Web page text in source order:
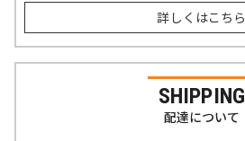
詳しくはこちら
SHIPPING
配達について